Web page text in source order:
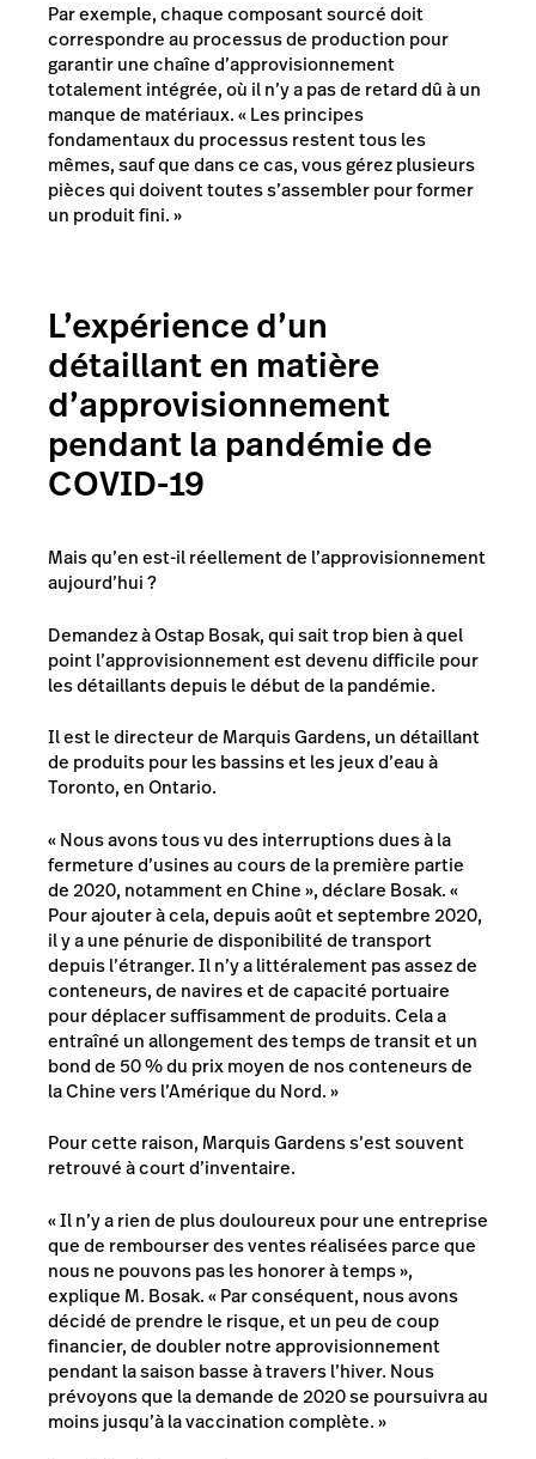
Par exemple, chaque composant sourcé doit
correspondre au processus de production pour
garantir une chaîne d’approvisionnement
totalement intégrée, où il n’y a pas de retard dû à un
manque de matériaux. « Les principes
fondamentaux du processus restent tous les
mêmes, sauf que dans ce cas, vous gérez plusieurs
pièces qui doivent toutes s’assembler pour former
un produit fini. »
L’expérience d’un
détaillant en matière
d’approvisionnement
pendant la pandémie de
COVID-19
Mais qu’en est-il réellement de l’approvisionnement
aujourd’hui ?
Demandez à Ostap Bosak, qui sait trop bien à quel
point l’approvisionnement est devenu difficile pour
les détaillants depuis le début de la pandémie.
Il est le directeur de Marquis Gardens, un détaillant
de produits pour les bassins et les jeux d’eau à
Toronto, en Ontario.
« Nous avons tous vu des interruptions dues à la
fermeture d’usines au cours de la première partie
de 2020, notamment en Chine », déclare Bosak. «
Pour ajouter à cela, depuis août et septembre 2020,
il y a une pénurie de disponibilité de transport
depuis l’étranger. Il n’y a littéralement pas assez de
conteneurs, de navires et de capacité portuaire
pour déplacer suffisamment de produits. Cela a
entraîné un allongement des temps de transit et un
bond de 50 % du prix moyen de nos conteneurs de
la Chine vers l’Amérique du Nord. »
Pour cette raison, Marquis Gardens s’est souvent
retrouvé à court d’inventaire.
« Il n’y a rien de plus douloureux pour une entreprise
que de rembourser des ventes réalisées parce que
nous ne pouvons pas les honorer à temps »,
explique M. Bosak. « Par conséquent, nous avons
décidé de prendre le risque, et un peu de coup
financier, de doubler notre approvisionnement
pendant la saison basse à travers l’hiver. Nous
prévoyons que la demande de 2020 se poursuivra au
moins jusqu’à la vaccination complète. »